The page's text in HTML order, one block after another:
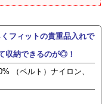
フィットの貴重品入れで
収納できるのが◎！
（ベルト）ナイロン、